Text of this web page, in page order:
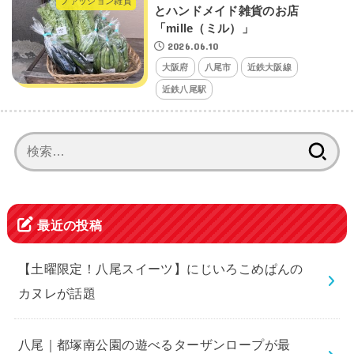
とハンドメイド雑貨のお店
「mille（ミル）」
2026.06.10
大阪府 八尾市 近鉄大阪線
近鉄八尾駅
索:
最近の投稿
【土曜限定！八尾スイーツ】にじいろこめぱんの
カヌレが話題
八尾｜都塚南公園の遊べるターザンロープが最